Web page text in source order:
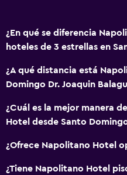
Gel de ducha
Acondicionador
Accesibilidad y adecuación
Áreas designadas para
Entrada privada
¿En qué se diferencia
hoteles de 3 estrellas en
¿A qué distancia está
Domingo Dr. Joaquin
¿Cuál es la mejor manera
Hotel desde Santo
¿Ofrece Napolitano Hotel
¿Tiene Napolitano Hotel